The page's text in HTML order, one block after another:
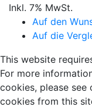
Inkl. 7% MwSt.
Auf den
Auf die
This website
For more
cookies, please see
cookies from this